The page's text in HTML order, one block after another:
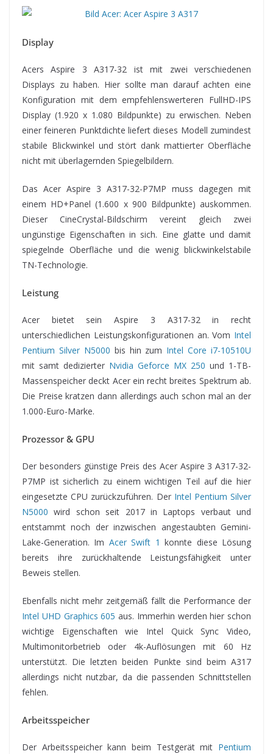
Display
Acers Aspire 3 A317-32 ist mit zwei verschiedenen
Displays zu haben. Hier sollte man darauf achten eine
Konfiguration mit dem empfehlenswerteren FullHD-IPS
Display (1.920 x 1.080 Bildpunkte) zu erwischen. Neben
einer feineren Punktdichte liefert dieses Modell zumindest
stabile Blickwinkel und stört dank mattierter Oberfläche
nicht mit überlagernden Spiegelbildern.
Das Acer Aspire 3 A317-32-P7MP muss dagegen mit
einem HD+Panel (1.600 x 900 Bildpunkte) auskommen.
Dieser CineCrystal-Bildschirm vereint gleich zwei
ungünstige Eigenschaften in sich. Eine glatte und damit
spiegelnde Oberfläche und die wenig blickwinkelstabile
TN-Technologie.
Leistung
Acer bietet sein Aspire 3 A317-32 in recht
unterschiedlichen Leistungskonfigurationen an. Vom Intel
Pentium Silver N5000 bis hin zum Intel Core i7-10510U
mit samt dedizierter Nvidia Geforce MX 250 und 1-TB-
Massenspeicher deckt Acer ein recht breites Spektrum ab.
Die Preise kratzen dann allerdings auch schon mal an der
1.000-Euro-Marke.
Prozessor & GPU
Der besonders günstige Preis des Acer Aspire 3 A317-32-
P7MP ist sicherlich zu einem wichtigen Teil auf die hier
eingesetzte CPU zurückzuführen. Der Intel Pentium Silver
N5000 wird schon seit 2017 in Laptops verbaut und
entstammt noch der inzwischen angestaubten Gemini-
Lake-Generation. Im Acer Swift 1 konnte diese Lösung
bereits ihre zurückhaltende Leistungsfähigkeit unter
Beweis stellen.
Ebenfalls nicht mehr zeitgemäß fällt die Performance der
Intel UHD Graphics 605 aus. Immerhin werden hier schon
wichtige Eigenschaften wie Intel Quick Sync Video,
Multimonitorbetrieb oder 4k-Auflösungen mit 60 Hz
unterstützt. Die letzten beiden Punkte sind beim A317
allerdings nicht nutzbar, da die passenden Schnittstellen
fehlen.
Arbeitsspeicher
Der Arbeitsspeicher kann beim Testgerät mit Pentium